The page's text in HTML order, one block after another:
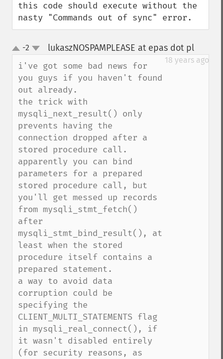
this code should execute without the
nasty "Commands out of sync" error.
up
down
-2 lukaszNOSPAMPLEASE at epas dot pl¶
18 years ago
i've got some bad news for
you guys if you haven't found
out already.
the trick with
mysqli_next_result() only
prevents having the
connection dropped after a
stored procedure call.
apparently you can bind
parameters for a prepared
stored procedure call, but
you'll get messed up records
from mysqli_stmt_fetch()
after
mysqli_stmt_bind_result(), at
least when the stored
procedure itself contains a
prepared statement.
a way to avoid data
corruption could be
specifying the
CLIENT_MULTI_STATEMENTS flag
in mysqli_real_connect(), if
it wasn't disabled entirely
(for security reasons, as